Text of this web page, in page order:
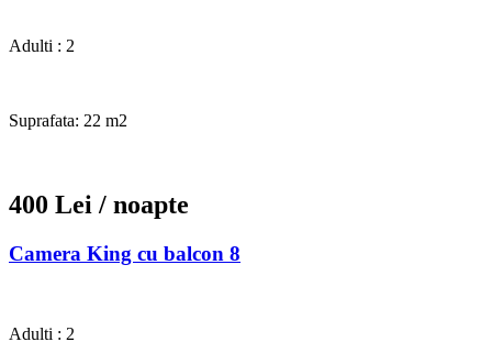
Adulti : 2
Suprafata: 22 m2
400 Lei / noapte
Camera King cu balcon 8
Adulti : 2